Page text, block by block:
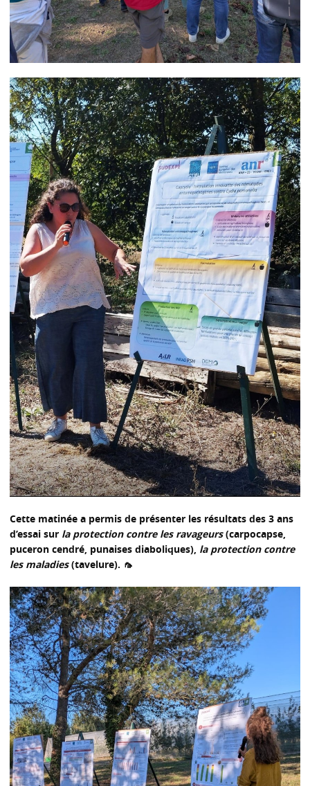
Cette matinée a permis de présenter les résultats des 3 ans
d’essai sur la protection contre les ravageurs (carpocapse,
puceron cendré, punaises diaboliques), la protection contre
les maladies (tavelure). 🦟